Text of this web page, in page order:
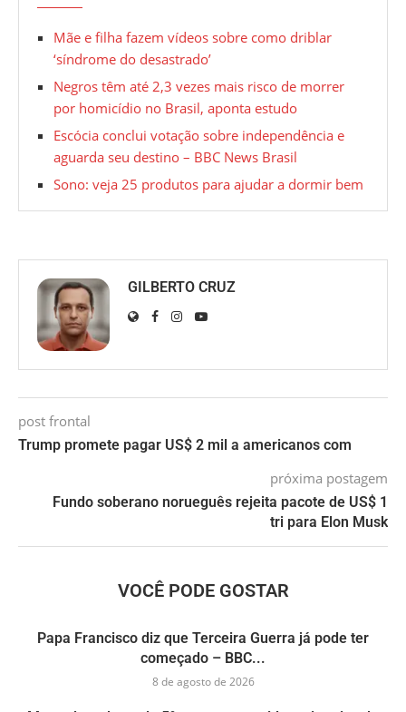
Mãe e filha fazem vídeos sobre como driblar
‘síndrome do desastrado’
Negros têm até 2,3 vezes mais risco de morrer
por homicídio no Brasil, aponta estudo
Escócia conclui votação sobre independência e
aguarda seu destino – BBC News Brasil
Sono: veja 25 produtos para ajudar a dormir bem
GILBERTO CRUZ
post frontal
Trump promete pagar US$ 2 mil a americanos com
próxima postagem
Fundo soberano norueguês rejeita pacote de US$ 1
tri para Elon Musk
VOCÊ PODE GOSTAR
Papa Francisco diz que Terceira Guerra já pode ter
começado – BBC...
8 de agosto de 2026